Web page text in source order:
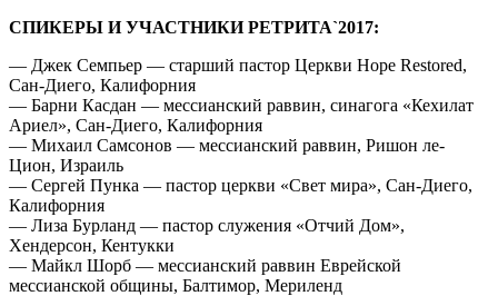
СПИКЕРЫ И УЧАСТНИКИ РЕТРИТА`2017:
— Джек Семпьер — старший пастор Церкви Hope Restored,
Сан-Диего, Калифорния
— Барни Касдан — мессианский раввин, синагога «Кехилат
Ариел», Сан-Диего, Калифорния
— Михаил Самсонов — мессианский раввин, Ришон ле-
Цион, Израиль
— Сергей Пунка — пастор церкви «Свет мира», Сан-Диего,
Калифорния
— Лиза Бурланд — пастор служения «Отчий Дом»,
Хендерсон, Кентукки
— Майкл Шорб — мессианский раввин Еврейской
мессианской общины, Балтимор, Мериленд